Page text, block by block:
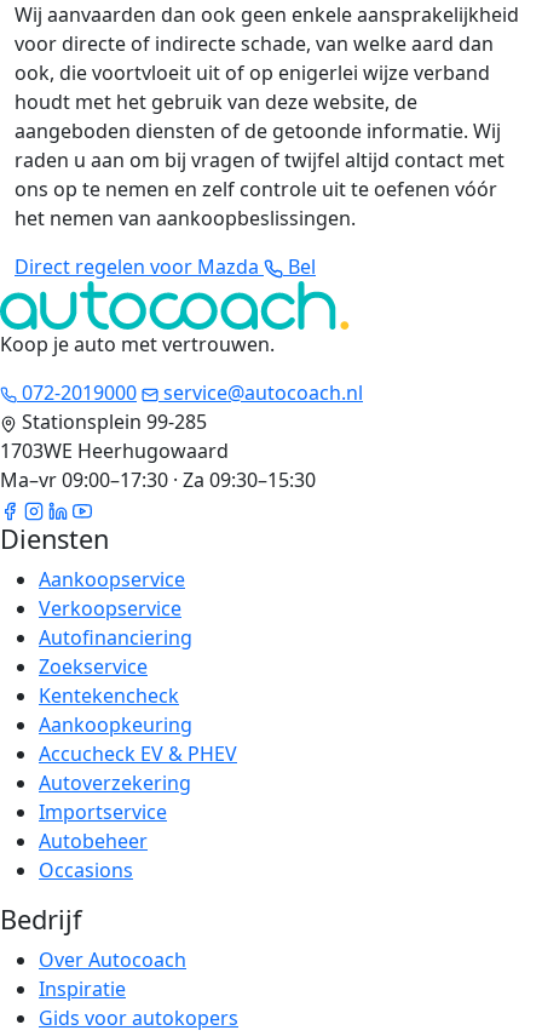
Wij aanvaarden dan ook geen enkele aansprakelijkheid
voor directe of indirecte schade, van welke aard dan
ook, die voortvloeit uit of op enigerlei wijze verband
houdt met het gebruik van deze website, de
aangeboden diensten of de getoonde informatie. Wij
raden u aan om bij vragen of twijfel altijd contact met
ons op te nemen en zelf controle uit te oefenen vóór
het nemen van aankoopbeslissingen.
Direct regelen voor Mazda
Bel
Koop je auto met vertrouwen.
072-2019000
service@autocoach.nl
Stationsplein 99-285
1703WE Heerhugowaard
Ma–vr 09:00–17:30 · Za 09:30–15:30
Diensten
Aankoopservice
Verkoopservice
Autofinanciering
Zoekservice
Kentekencheck
Aankoopkeuring
Accucheck EV & PHEV
Autoverzekering
Importservice
Autobeheer
Occasions
Bedrijf
Over Autocoach
Inspiratie
Gids voor autokopers